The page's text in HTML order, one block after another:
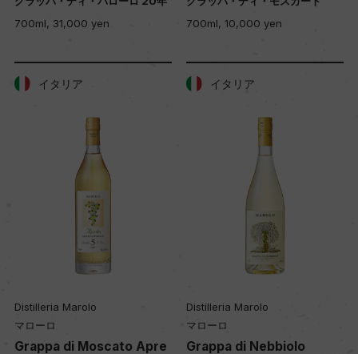
700ml, 31,000 yen
700ml, 10,000 yen
イタリア
Distilleria Marolo
マローロ
Grappa di Moscato Apre
イタリア
Distilleria Marolo
マローロ
Grappa di Nebbiolo